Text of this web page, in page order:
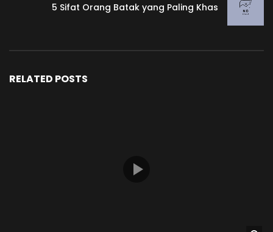
5 Sifat Orang Batak yang Paling Khas
RELATED POSTS